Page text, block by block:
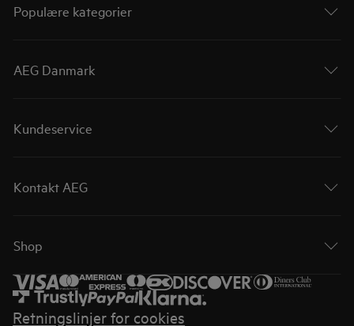
Populære kategorier
AEG Danmark
Kundeservice
Kontakt AEG
Shop
Retningslinjer for cookies